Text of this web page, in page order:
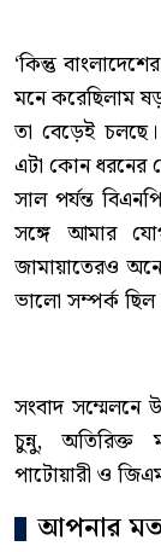
‘কিন্তু
মনে করেছিলাম
তা বেড়েই
এটা কোন ধরনের
সাল পর্যন্ত
সঙ্গে আমার
জামায়াতেরও
ভালো সম্পর্ক
সংবাদ সম্মেলনে
চুন্নু, অতিরিক্ত
পাটোয়ারী ও
আপনার